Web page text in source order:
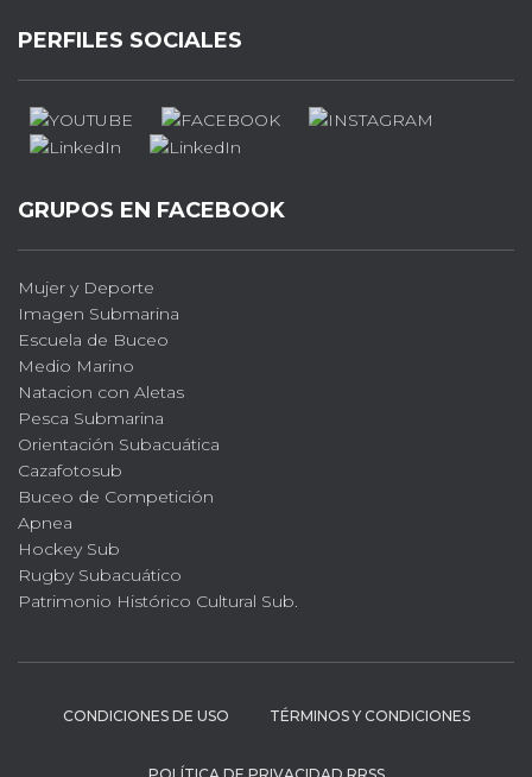
PERFILES SOCIALES
GRUPOS EN FACEBOOK
Mujer y Deporte
Imagen Submarina
Escuela de Buceo
Medio Marino
Natacion con Aletas
Pesca Submarina
Orientación Subacuática
Cazafotosub
Buceo de Competición
Apnea
Hockey Sub
Rugby Subacuático
Patrimonio Histórico Cultural Sub.
CONDICIONES DE USO TÉRMINOS Y CONDICIONES